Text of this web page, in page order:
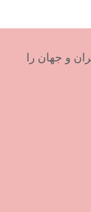
و جهان را